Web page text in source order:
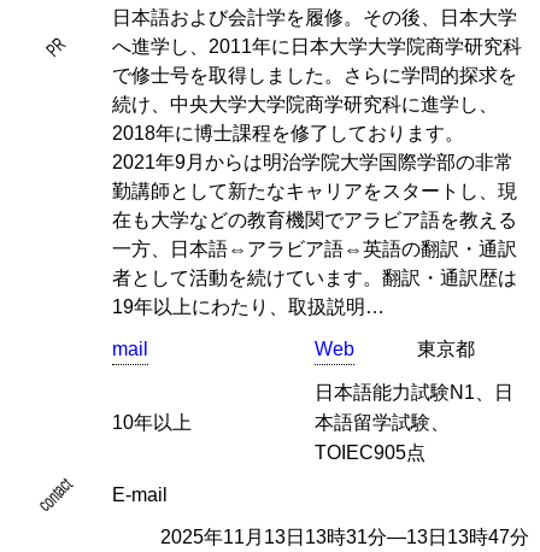
PR
日本語および会計学を履修。その後、日本大学
へ進学し、2011年に日本大学大学院商学研究科
で修士号を取得しました。さらに学問的探求を
続け、中央大学大学院商学研究科に進学し、
2018年に博士課程を修了しております。
2021年9月からは明治学院大学国際学部の非常
勤講師として新たなキャリアをスタートし、現
在も大学などの教育機関でアラビア語を教える
一方、日本語⇔アラビア語⇔英語の翻訳・通訳
者として活動を続けています。翻訳・通訳歴は
19年以上にわたり、取扱説明…
mail Web 東京都
10年以上
日本語能力試験N1、日
本語留学試験、
TOIEC905点
contact E-mail
2025年11月13日13時31分―13日13時47分